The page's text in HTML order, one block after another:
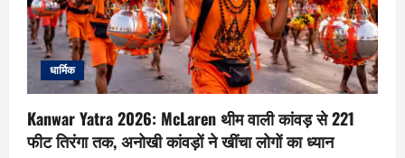
धार्मिक
Kanwar Yatra 2026: McLaren थीम वाली कांवड़ से 221
फीट तिरंगा तक, अनोखी कांवड़ों ने खींचा लोगों का ध्यान